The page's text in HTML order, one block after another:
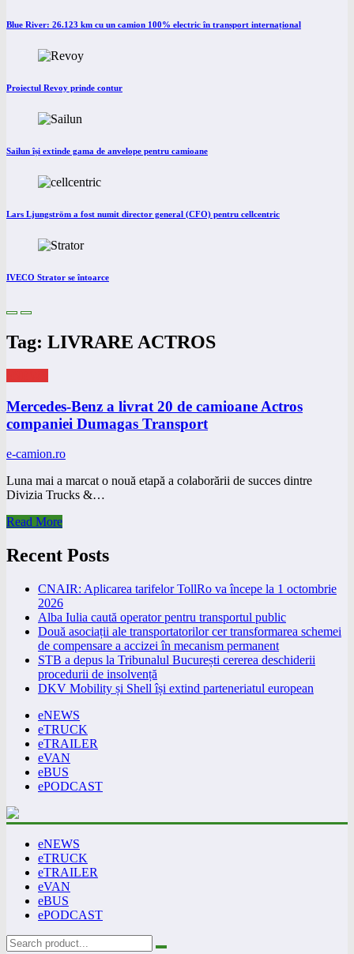
Blue River: 26.123 km cu un camion 100% electric în transport internațional
Proiectul Revoy prinde contur
Sailun își extinde gama de anvelope pentru camioane
Lars Ljungström a fost numit director general (CFO) pentru cellcentric
IVECO Strator se întoarce
Tag: LIVRARE ACTROS
Mercedes-Benz a livrat 20 de camioane Actros
companiei Dumagas Transport
e-camion.ro
Luna mai a marcat o nouă etapă a colaborării de succes dintre
Divizia Trucks &…
Read More
Recent Posts
CNAIR: Aplicarea tarifelor TollRo va începe la 1 octombrie
2026
Alba Iulia caută operator pentru transportul public
Două asociații ale transportatorilor cer transformarea schemei
de compensare a accizei în mecanism permanent
STB a depus la Tribunalul București cererea deschiderii
procedurii de insolvență
DKV Mobility și Shell își extind parteneriatul european
eNEWS
eTRUCK
eTRAILER
eVAN
eBUS
ePODCAST
eNEWS
eTRUCK
eTRAILER
eVAN
eBUS
ePODCAST